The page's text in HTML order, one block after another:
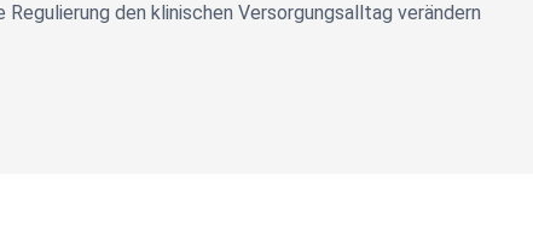
den klinischen Versorgungsalltag verändern